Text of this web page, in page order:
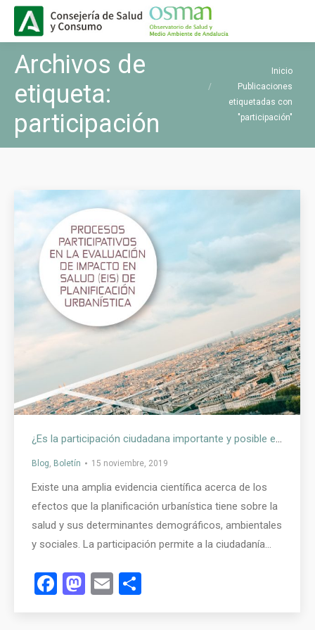
Archivos de
etiqueta:
participación
Inicio
Publicaciones
etiquetadas con
"participación"
¿Es la participación ciudadana importante y posible en las Evaluaciones de Impacto en Salud de Planificación urbanística?
Blog Boletín 15 noviembre, 2019
Existe una amplia evidencia científica acerca de los
efectos que la planificación urbanística tiene sobre la
salud y sus determinantes demográficos, ambientales
y sociales. La participación permite a la ciudadanía…
Facebook
Mastodon
Email